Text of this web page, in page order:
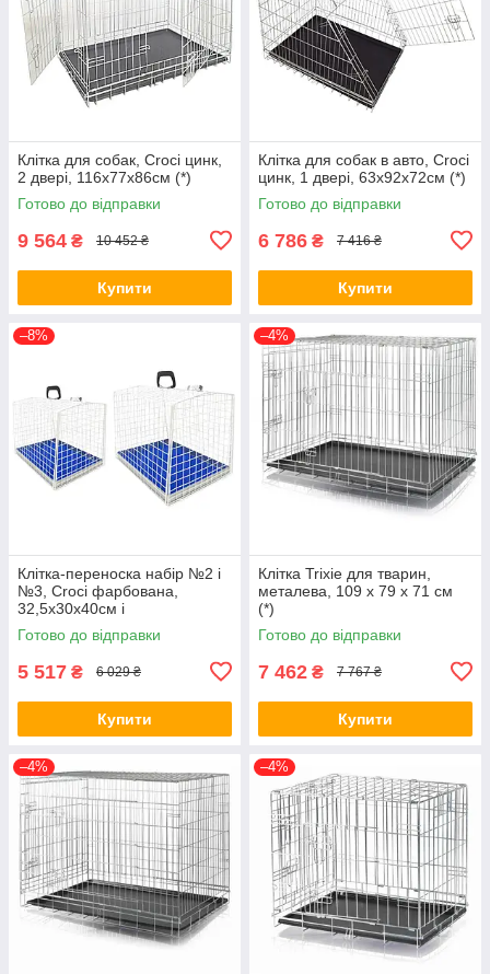
Клітка для собак, Croci цинк,
2 двері, 116х77х86см (*)
Готово до відправки
9 564 ₴ 10 452 ₴
Купити
Клітка для собак в авто, Croci
цинк, 1 двері, 63х92х72см (*)
Готово до відправки
6 786 ₴ 7 416 ₴
Купити
–8%
Клітка-переноска набір №2 і
№3, Croci фарбована,
32,5x30x40см і
36,5x33x42,5см (*)
Готово до відправки
5 517 ₴ 6 029 ₴
Купити
–4%
Клітка Trixie для тварин,
металева, 109 x 79 x 71 см
(*)
Готово до відправки
7 462 ₴ 7 767 ₴
Купити
–4% –4%